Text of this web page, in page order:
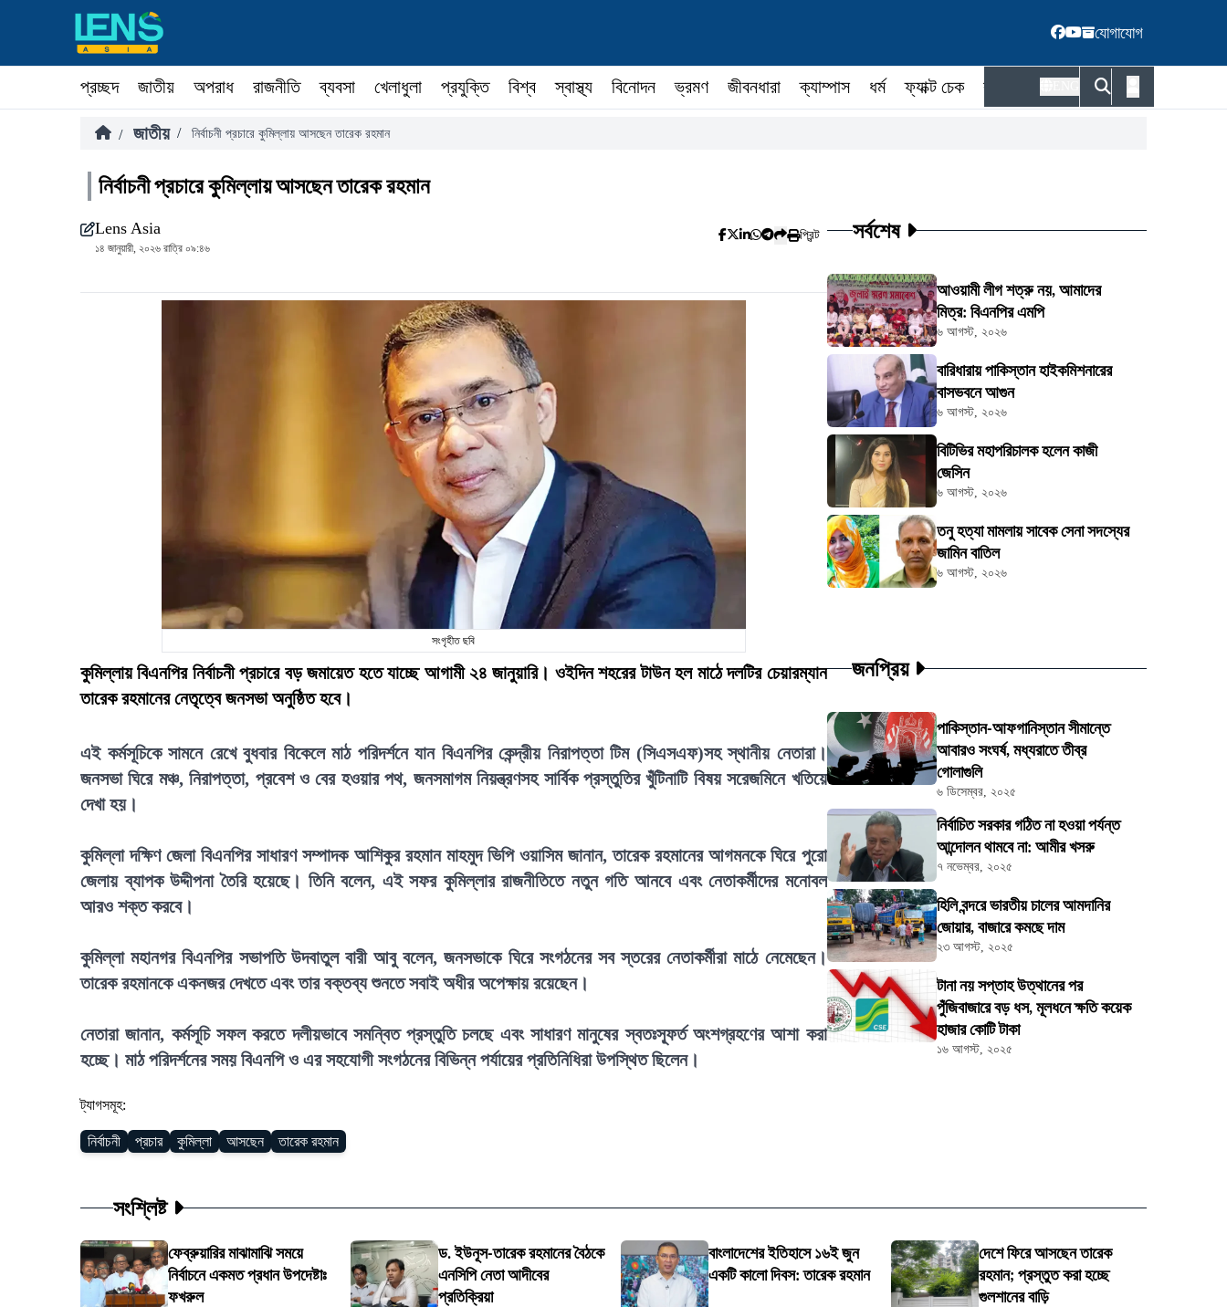
যোগাযোগ
প্রচ্ছদ জাতীয় অপরাধ রাজনীতি ব্যবসা খেলাধুলা প্রযুক্তি বিশ্ব স্বাস্থ্য বিনোদন ভ্রমণ জীবনধারা ক্যাম্পাস ধর্ম ফ্যাক্ট চেক কর্মকর্তা
/ জাতীয় / নির্বাচনী প্রচারে কুমিল্লায় আসছেন তারেক রহমান
নির্বাচনী প্রচারে কুমিল্লায় আসছেন তারেক রহমান
Lens Asia
১৪ জানুয়ারী, ২০২৬ রাত্রি ০৯:৪৬
প্রিন্ট
সংগৃহীত ছবি
কুমিল্লায় বিএনপির নির্বাচনী প্রচারে বড় জমায়েত হতে যাচ্ছে আগামী ২৪ জানুয়ারি। ওইদিন শহরের টাউন হল মাঠে দলটির চেয়ারম্যান
তারেক রহমানের নেতৃত্বে জনসভা অনুষ্ঠিত হবে।
এই কর্মসূচিকে সামনে রেখে বুধবার বিকেলে মাঠ পরিদর্শনে যান বিএনপির কেন্দ্রীয় নিরাপত্তা টিম (সিএসএফ)সহ স্থানীয় নেতারা।
জনসভা ঘিরে মঞ্চ, নিরাপত্তা, প্রবেশ ও বের হওয়ার পথ, জনসমাগম নিয়ন্ত্রণসহ সার্বিক প্রস্তুতির খুঁটিনাটি বিষয় সরেজমিনে খতিয়ে
দেখা হয়।
কুমিল্লা দক্ষিণ জেলা বিএনপির সাধারণ সম্পাদক আশিকুর রহমান মাহমুদ ভিপি ওয়াসিম জানান, তারেক রহমানের আগমনকে ঘিরে পুরো
জেলায় ব্যাপক উদ্দীপনা তৈরি হয়েছে। তিনি বলেন, এই সফর কুমিল্লার রাজনীতিতে নতুন গতি আনবে এবং নেতাকর্মীদের মনোবল
আরও শক্ত করবে।
কুমিল্লা মহানগর বিএনপির সভাপতি উদবাতুল বারী আবু বলেন, জনসভাকে ঘিরে সংগঠনের সব স্তরের নেতাকর্মীরা মাঠে নেমেছেন।
তারেক রহমানকে একনজর দেখতে এবং তার বক্তব্য শুনতে সবাই অধীর অপেক্ষায় রয়েছেন।
নেতারা জানান, কর্মসূচি সফল করতে দলীয়ভাবে সমন্বিত প্রস্তুতি চলছে এবং সাধারণ মানুষের স্বতঃস্ফূর্ত অংশগ্রহণের আশা করা
হচ্ছে। মাঠ পরিদর্শনের সময় বিএনপি ও এর সহযোগী সংগঠনের বিভিন্ন পর্যায়ের প্রতিনিধিরা উপস্থিত ছিলেন।
ট্যাগসমূহ:
নির্বাচনী প্রচার কুমিল্লা আসছেন তারেক রহমান
সর্বশেষ
আওয়ামী লীগ শত্রু নয়, আমাদের
মিত্র: বিএনপির এমপি
৬ আগস্ট, ২০২৬
বারিধারায় পাকিস্তান হাইকমিশনারের
বাসভবনে আগুন
৬ আগস্ট, ২০২৬
বিটিভির মহাপরিচালক হলেন কাজী
জেসিন
৬ আগস্ট, ২০২৬
তনু হত্যা মামলায় সাবেক সেনা সদস্যের
জামিন বাতিল
৬ আগস্ট, ২০২৬
জনপ্রিয়
পাকিস্তান-আফগানিস্তান সীমান্তে
আবারও সংঘর্ষ, মধ্যরাতে তীব্র
গোলাগুলি
৬ ডিসেম্বর, ২০২৫
নির্বাচিত সরকার গঠিত না হওয়া পর্যন্ত
আন্দোলন থামবে না: আমীর খসরু
৭ নভেম্বর, ২০২৫
হিলি বন্দরে ভারতীয় চালের আমদানির
জোয়ার, বাজারে কমছে দাম
২৩ আগস্ট, ২০২৫
টানা নয় সপ্তাহ উত্থানের পর
পুঁজিবাজারে বড় ধস, মূলধনে ক্ষতি কয়েক
হাজার কোটি টাকা
১৬ আগস্ট, ২০২৫
সংশ্লিষ্ট
ফেব্রুয়ারির মাঝামাঝি সময়ে
নির্বাচনে একমত প্রধান উপদেষ্টাঃ
ফখরুল
ড. ইউনূস-তারেক রহমানের বৈঠকে
এনসিপি নেতা আদীবের
প্রতিক্রিয়া
বাংলাদেশের ইতিহাসে ১৬ই জুন
একটি কালো দিবস: তারেক রহমান
দেশে ফিরে আসছেন তারেক
রহমান; প্রস্তুত করা হচ্ছে
গুলশানের বাড়ি